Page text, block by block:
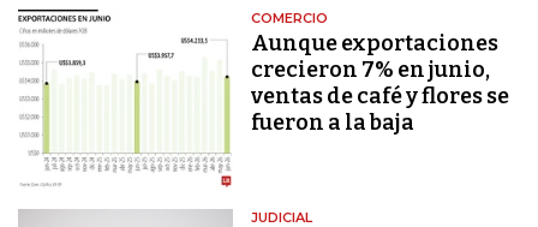
COMERCIO
Aunque exportaciones
crecieron 7% en junio,
ventas de café y flores se
fueron a la baja
JUDICIAL